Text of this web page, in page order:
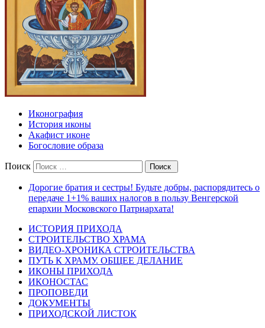
Иконография
История иконы
Акафист иконе
Богословие образа
Поиск
Дорогие братия и сестры! Будьте добры, распорядитесь о
передаче 1+1% ваших налогов в пользу Венгерской
епархии Московского Патриархата!
ИСТОРИЯ ПРИХОДА
СТРОИТЕЛЬСТВО ХРАМА
ВИДЕО-ХРОНИКА СТРОИТЕЛЬСТВА
ПУТЬ К ХРАМУ. ОБЩЕЕ ДЕЛАНИЕ
ИКОНЫ ПРИХОДА
ИКОНОСТАС
ПРОПОВЕДИ
ДОКУМЕНТЫ
ПРИХОДСКОЙ ЛИСТОК